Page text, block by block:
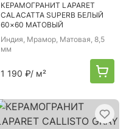
КЕРАМОГРАНИТ LAPARET
CALACATTA SUPERB БЕЛЫЙ
60×60 МАТОВЫЙ
Индия, Мрамор, Матовая, 8,5
мм
1 190 ₽/ м²